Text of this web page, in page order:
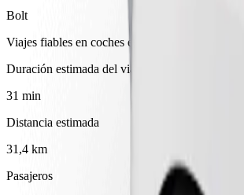
Bolt
Viajes fiables en coches estándar de tamaño
Duración estimada del viaje
31 min
Distancia estimada
31,4 km
Pasajeros